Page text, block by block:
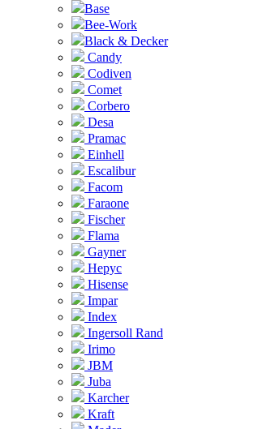
Base
Bee-Work
Black & Decker
Candy
Codiven
Comet
Corbero
Desa
Pramac
Einhell
Escalibur
Facom
Faraone
Fischer
Flama
Gayner
Hepyc
Hisense
Impar
Index
Ingersoll Rand
Irimo
JBM
Juba
Karcher
Kraft